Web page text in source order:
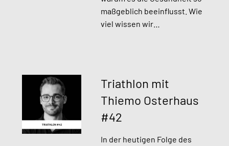
maßgeblich beeinflusst. Wie
viel wissen wir…
Triathlon mit
Thiemo Osterhaus
#42
In der heutigen Folge des